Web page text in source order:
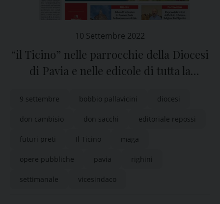
10 Settembre 2022
“il Ticino” nelle parrocchie della Diocesi
di Pavia e nelle edicole di tutta la
9 settembre bobbio pallavicini diocesi
don cambisio don sacchi editoriale repossi
futuri preti Il Ticino maga
opere pubbliche pavia righini
settimanale vicesindaco